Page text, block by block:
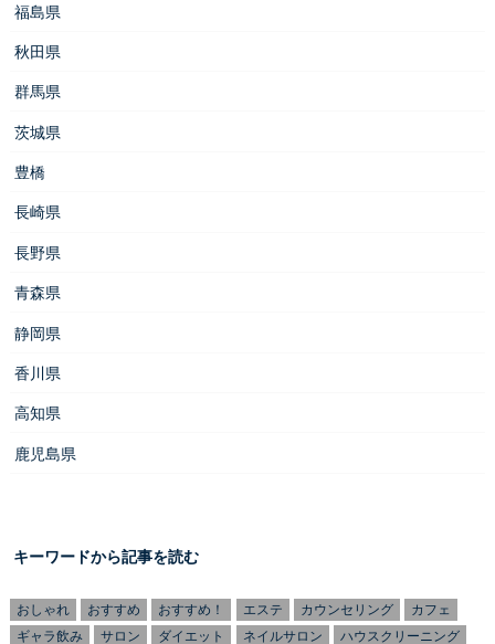
福島県
秋田県
群馬県
茨城県
豊橋
長崎県
長野県
青森県
静岡県
香川県
高知県
鹿児島県
キーワードから記事を読む
おしゃれ おすすめ おすすめ！ エステ カウンセリング
カフェ
ギャラ飲み
サロン ダイエット ネイルサロン ハウスクリーニング